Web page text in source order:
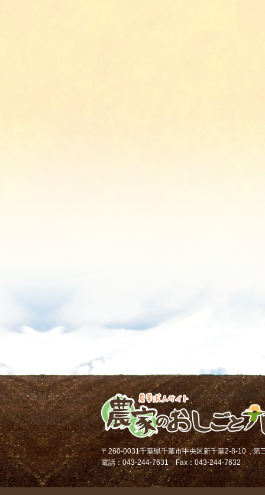
〒260-0031千葉県千葉市中央区新千葉2-8-10 第
電話：043-244-7631 Fax：043-244-7632